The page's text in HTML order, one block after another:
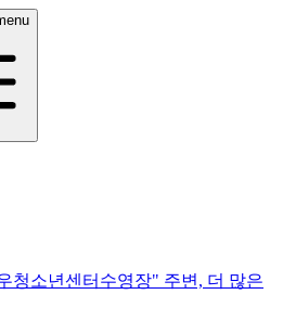
청소년센터수영장" 주변, 더 많은